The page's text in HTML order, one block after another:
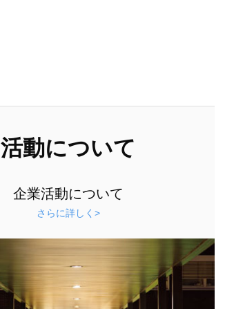
活動について
企業活動について
さらに詳しく>